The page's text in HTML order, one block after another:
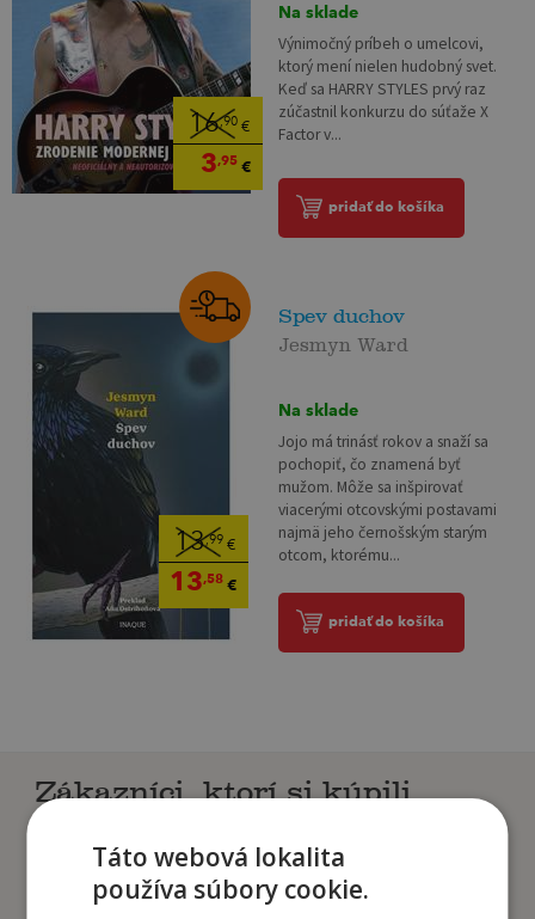
16,90€
3,95€
Na sklade
Výnimočný príbeh o umelcovi,
ktorý mení nielen hudobný svet.
Keď sa HARRY STYLES prvý raz
zúčastnil konkurzu do súťaže X
Factor v...
pridať do košíka
13,99 €
13,58€
Spev duchov
Jesmyn Ward
Na sklade
Jojo má trinásť rokov a snaží sa
pochopiť, čo znamená byť
mužom. Môže sa inšpirovať
viacerými otcovskými postavami
najmä jeho černošským starým
otcom, ktorému...
pridať do košíka
Zákazníci, ktorí si kúpili
Táto webová lokalita
používa súbory cookie.